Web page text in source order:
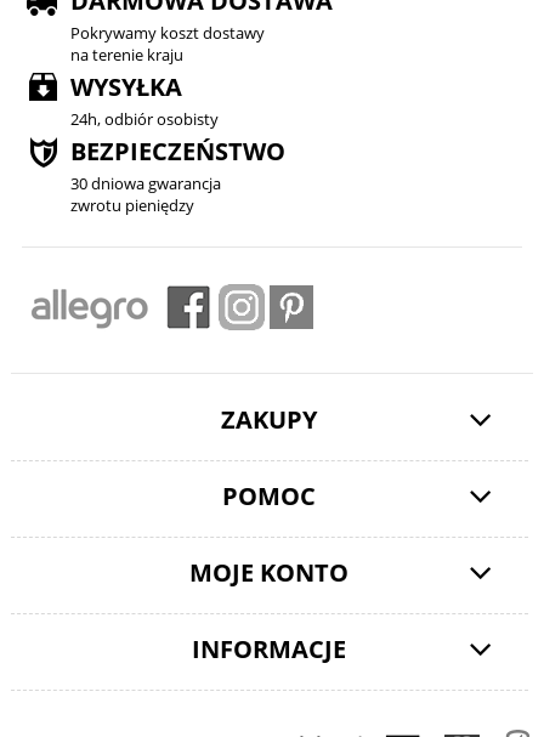
Pokrywamy koszt dostawy
na terenie kraju
WYSYŁKA
24h, odbiór osobisty
BEZPIECZEŃSTWO
30 dniowa gwarancja
zwrotu pieniędzy
ZAKUPY
POMOC
MOJE KONTO
INFORMACJE